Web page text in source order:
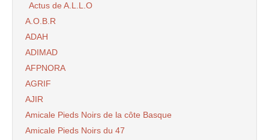
Actus de A.L.L.O
A.O.B.R
ADAH
ADIMAD
AFPNORA
AGRIF
AJIR
Amicale Pieds Noirs de la côte Basque
Amicale Pieds Noirs du 47